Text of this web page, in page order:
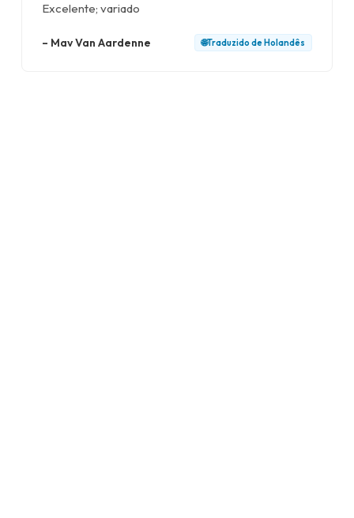
Excelente; variado
– Mav Van Aardenne 🌐Traduzido de Holandês